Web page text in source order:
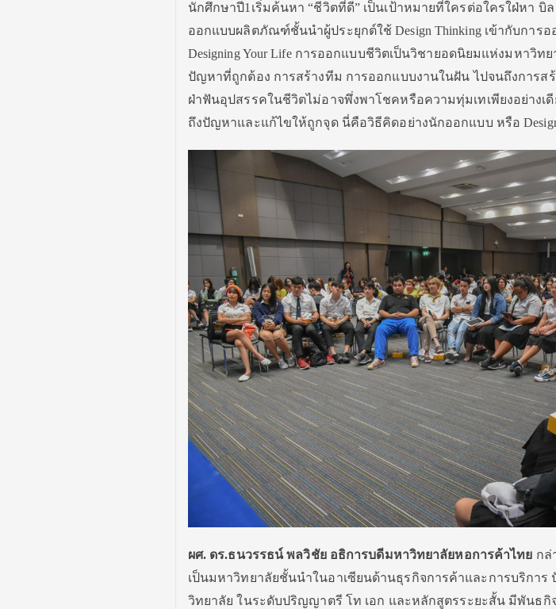
นักศึกษาปี1เริ่มค้นหา “ชีวิตที่ดี” เป็นเป้าหมายที่ใครต่อใครใฝ่หา บิ
ออกแบบผลิตภัณฑ์ชั้นนำผู้ประยุกต์ใช้ Design Thinking เข้ากับการ
Designing Your Life การออกแบบชีวิตเป็นวิชายอดนิยมแห่งมหาวิ
ปัญหาที่ถูกต้อง การสร้างทีม การออกแบบงานในฝัน ไปจนถึงการส
ฝ่าฟันอุปสรรคในชีวิตไม่อาจพึ่งพาโชคหรือความทุ่มเทเพียงอย่างเดี
ถึงปัญหาและแก้ไขให้ถูกจุด นี่คือวิธีคิดอย่างนักออกแบบ หรือ
ผศ. ดร.ธนวรรธน์ พลวิชัย อธิการบดีมหาวิทยาลัยหอการค้าไทย กล่
เป็นมหาวิทยาลัยชั้นนำในอาเซียนด้านธุรกิจการค้าและการบริการ
วิทยาลัย ในระดับปริญญาตรี โท เอก และหลักสูตรระยะสั้น มีพันธกิ